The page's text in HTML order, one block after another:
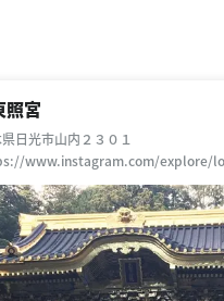
照宮
日光市山内２３０１
www.instagram.com/explore/